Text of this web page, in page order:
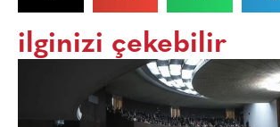
ilginizi çekebilir